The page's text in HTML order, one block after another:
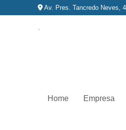
Av. Pres. Tancredo Neves,
Home Empresa